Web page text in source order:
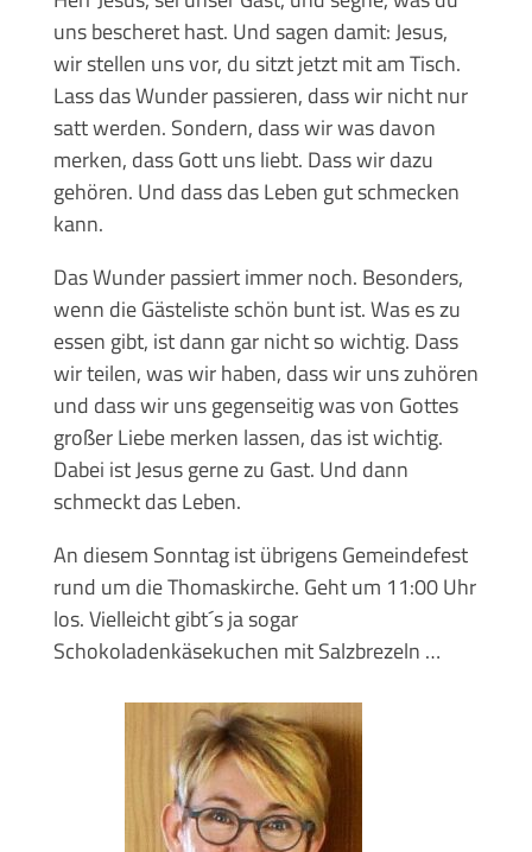
uns bescheret hast. Und sagen damit: Jesus,
wir stellen uns vor, du sitzt jetzt mit am Tisch.
Lass das Wunder passieren, dass wir nicht nur
satt werden. Sondern, dass wir was davon
merken, dass Gott uns liebt. Dass wir dazu
gehören. Und dass das Leben gut schmecken
kann.
Das Wunder passiert immer noch. Besonders,
wenn die Gästeliste schön bunt ist. Was es zu
essen gibt, ist dann gar nicht so wichtig. Dass
wir teilen, was wir haben, dass wir uns zuhören
und dass wir uns gegenseitig was von Gottes
großer Liebe merken lassen, das ist wichtig.
Dabei ist Jesus gerne zu Gast. Und dann
schmeckt das Leben.
An diesem Sonntag ist übrigens Gemeindefest
rund um die Thomaskirche. Geht um 11:00 Uhr
los. Vielleicht gibt´s ja sogar
Schokoladenkäsekuchen mit Salzbrezeln …